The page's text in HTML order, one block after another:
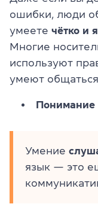
ошибки, люди
умеете чётко и
Многие
используют
умеют
Понимание
Умение
язык — это